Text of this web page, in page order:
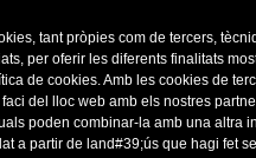
tant pròpies com de tercers,
per oferir les diferents finalitats
de cookies. Amb les cookies de
del lloc web amb els nostres
poden combinar-la amb una altra
a partir de land#39;ús que hagi fet
ESPAGNE
TEL.: 971
TEL.: